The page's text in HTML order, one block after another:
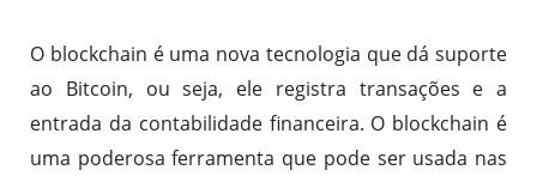
O blockchain é uma nova tecnologia que dá suporte
ao Bitcoin, ou seja, ele registra transações e a
entrada da contabilidade financeira. O blockchain é
uma poderosa ferramenta que pode ser usada nas